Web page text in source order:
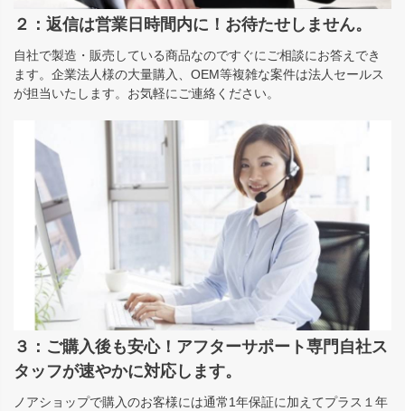
２：返信は営業日時間内に！お待たせしません。
自社で製造・販売している商品なのですぐにご相談にお答えでき
ます。企業法人様の大量購入、OEM等複雑な案件は法人セールス
が担当いたします。お気軽にご連絡ください。
３：ご購入後も安心！アフターサポート専門自社ス
タッフが速やかに対応します。
ノアショップで購入のお客様には通常1年保証に加えてプラス１年